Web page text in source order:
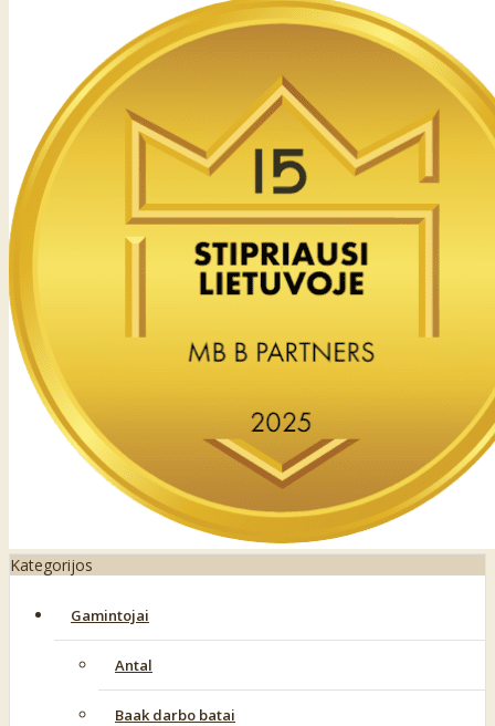
Kategorijos
Gamintojai
Antal
Baak darbo batai